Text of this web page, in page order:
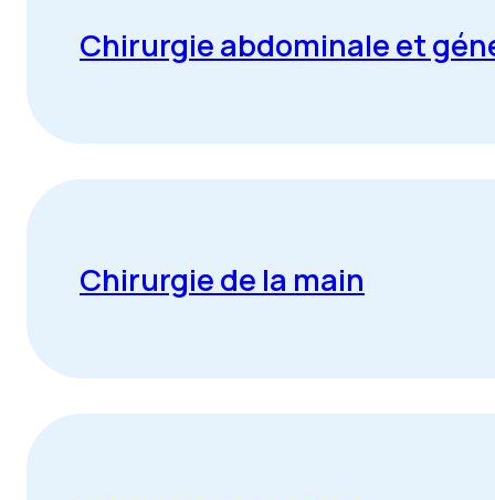
Chirurgie abdominale et
Chirurgie de la main